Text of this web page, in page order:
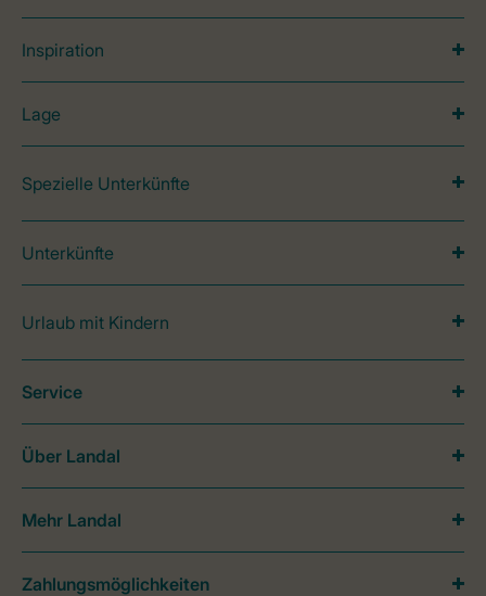
Inspiration
Lage
Spezielle Unterkünfte
Unterkünfte
Urlaub mit Kindern
Service
Über Landal
Mehr Landal
Zahlungsmöglichkeiten